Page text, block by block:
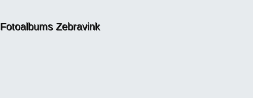
Fotoalbums Zebravink